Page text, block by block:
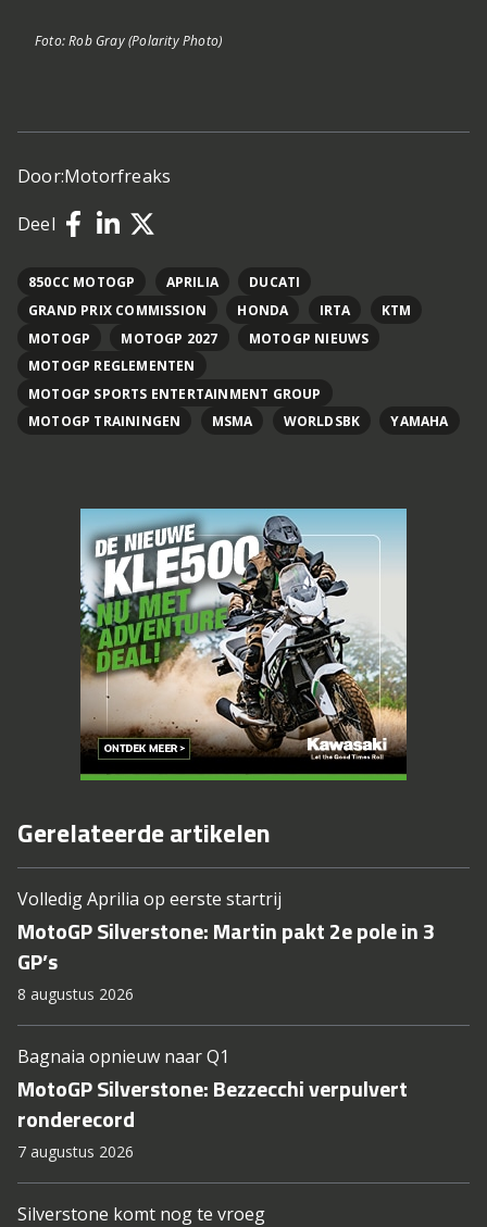
Foto: Rob Gray (Polarity Photo)
Door:Motorfreaks
Deel
850CC MOTOGP APRILIA
DUCATI
GRAND PRIX COMMISSION
HONDA IRTA
KTM
MOTOGP
MOTOGP 2027
MOTOGP NIEUWS
MOTOGP REGLEMENTEN
MOTOGP SPORTS ENTERTAINMENT GROUP
MOTOGP TRAININGEN
MSMA WORLDSBK YAMAHA
Gerelateerde artikelen
Volledig Aprilia op eerste startrij
MotoGP Silverstone: Martin pakt 2e pole in 3
GP’s
8 augustus 2026
Bagnaia opnieuw naar Q1
MotoGP Silverstone: Bezzecchi verpulvert
ronderecord
7 augustus 2026
Silverstone komt nog te vroeg